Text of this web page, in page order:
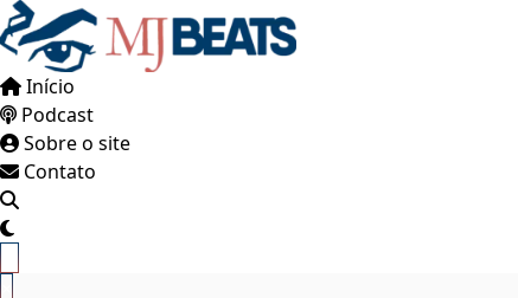
Início
Podcast
Sobre o site
Contato